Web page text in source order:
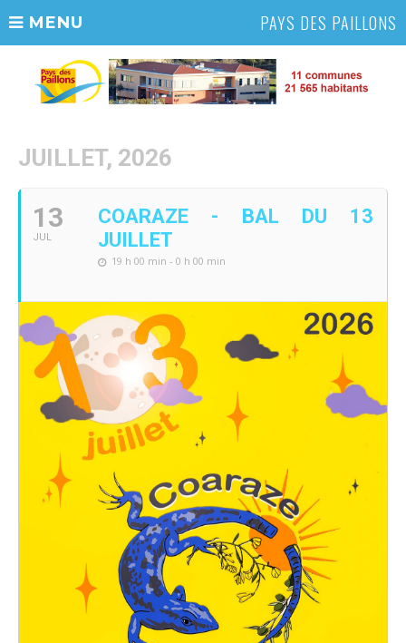
MENU PAYS DES PAILLONS
JUILLET, 2026
13
JUL
COARAZE - BAL DU 13
JUILLET
19 h 00 min - 0 h 00 min